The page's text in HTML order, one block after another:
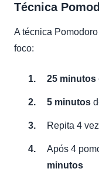
Técnica
A técnica
foco:
25 minutos
5 minutos
Repita 4
Após 4
minutos